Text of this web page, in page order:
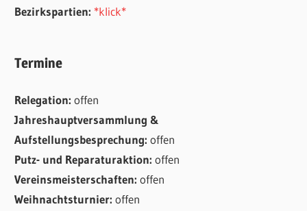
Bezirkspartien: *klick*
Termine
Relegation:offen
Jahreshauptversammlung &
Aufstellungsbesprechung:offen
Putz- und Reparaturaktion:offen
Vereinsmeisterschaften:offen
Weihnachtsturnier:offen